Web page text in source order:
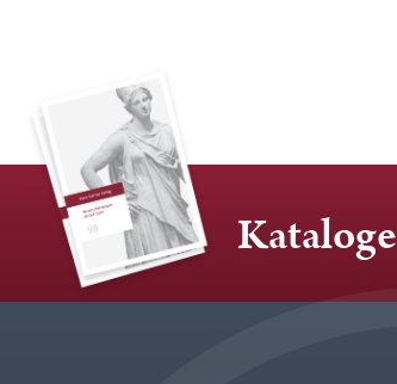
Kataloge